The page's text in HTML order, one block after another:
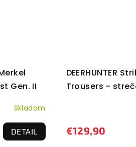
Gen. II
Skladom
DETAIL
DEERHUNTER
Trousers -
€129,90